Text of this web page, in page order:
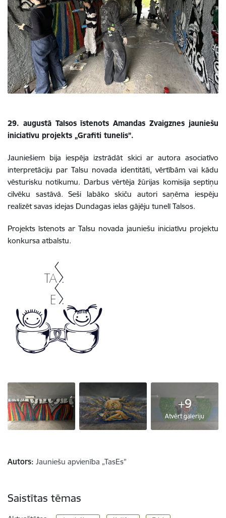
29. augustā Talsos īstenots Amandas Zvaigznes jauniešu
iniciatīvu projekts „Grafiti tunelis”.
Jauniešiem bija iespēja izstrādāt skici ar autora asociatīvo
interpretāciju par Talsu novada identitāti, vērtībām vai kādu
vēsturisku notikumu. Darbus vērtēja žūrijas komisija septiņu
cilvēku sastāvā. Seši labāko skiču autori saņēma iespēju
realizēt savas idejas Dundagas ielas gājēju tunelī Talsos.
Projekts īstenots ar Talsu novada jauniešu iniciatīvu projektu
konkursa atbalstu.
+9
Atvērt galeriju
Autors: Jauniešu apvienība „TasEs”
Saistītas tēmas